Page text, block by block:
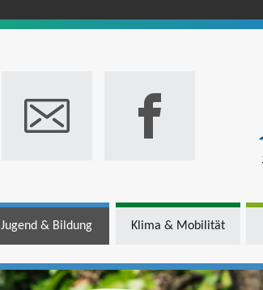
Jugend & Bildung Klima & Mobilität